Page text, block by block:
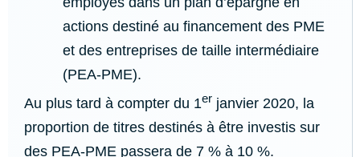
actions destiné au financement des PME
et des entreprises de taille intermédiaire
(PEA-PME).
Au plus tard à compter du 1er janvier 2020, la
proportion de titres destinés à être investis sur
des PEA-PME passera de 7 % à 10 %.